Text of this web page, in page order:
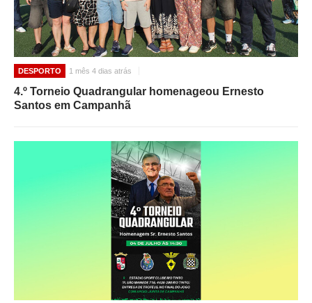
DESPORTO 1 mês 4 dias atrás
4.º Torneio Quadrangular homenageou Ernesto
Santos em Campanhã